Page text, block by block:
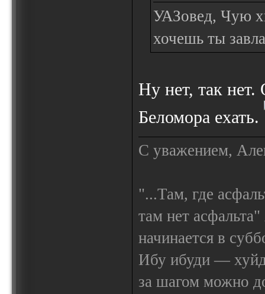
УАЗовед, Чую
хочешь ты
Ну нет, так нет.
Беломора ехать.
С уважением,
"...Там, где
там нет
начинается в
Ибу ибуди —
за шагом можно